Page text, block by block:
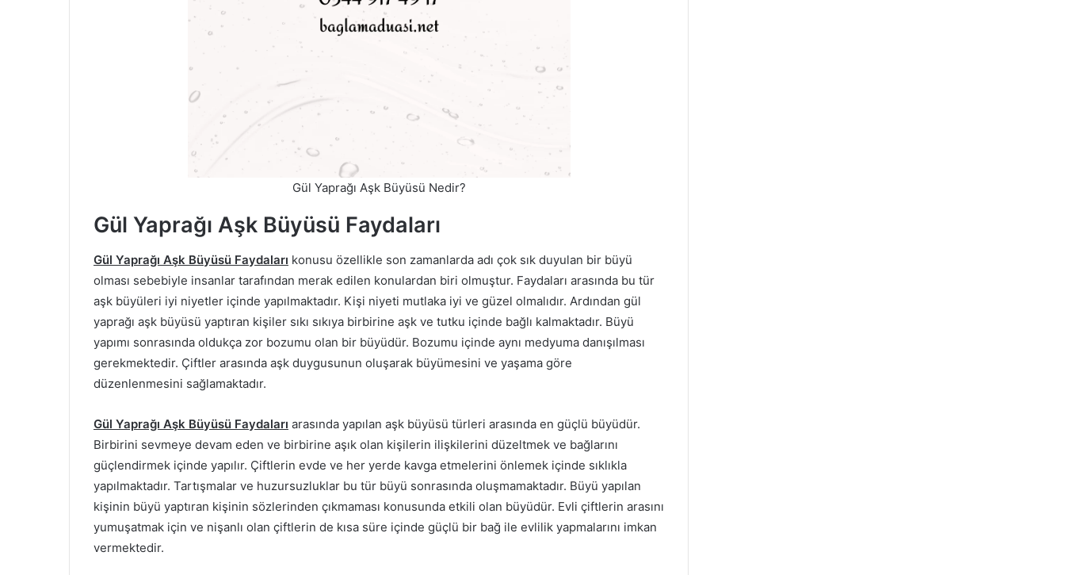
Gül Yaprağı Aşk Büyüsü Nedir?
Gül Yaprağı Aşk Büyüsü Faydaları
Gül Yaprağı Aşk Büyüsü Faydaları konusu özellikle son zamanlarda adı çok sık duyulan bir büyü
olması sebebiyle insanlar tarafından merak edilen konulardan biri olmuştur. Faydaları arasında bu tür
aşk büyüleri iyi niyetler içinde yapılmaktadır. Kişi niyeti mutlaka iyi ve güzel olmalıdır. Ardından gül
yaprağı aşk büyüsü yaptıran kişiler sıkı sıkıya birbirine aşk ve tutku içinde bağlı kalmaktadır. Büyü
yapımı sonrasında oldukça zor bozumu olan bir büyüdür. Bozumu içinde aynı medyuma danışılması
gerekmektedir. Çiftler arasında aşk duygusunun oluşarak büyümesini ve yaşama göre
düzenlenmesini sağlamaktadır.
Gül Yaprağı Aşk Büyüsü Faydaları arasında yapılan aşk büyüsü türleri arasında en güçlü büyüdür.
Birbirini sevmeye devam eden ve birbirine aşık olan kişilerin ilişkilerini düzeltmek ve bağlarını
güçlendirmek içinde yapılır. Çiftlerin evde ve her yerde kavga etmelerini önlemek içinde sıklıkla
yapılmaktadır. Tartışmalar ve huzursuzluklar bu tür büyü sonrasında oluşmamaktadır. Büyü yapılan
kişinin büyü yaptıran kişinin sözlerinden çıkmaması konusunda etkili olan büyüdür. Evli çiftlerin arasını
yumuşatmak için ve nişanlı olan çiftlerin de kısa süre içinde güçlü bir bağ ile evlilik yapmalarını imkan
vermektedir.